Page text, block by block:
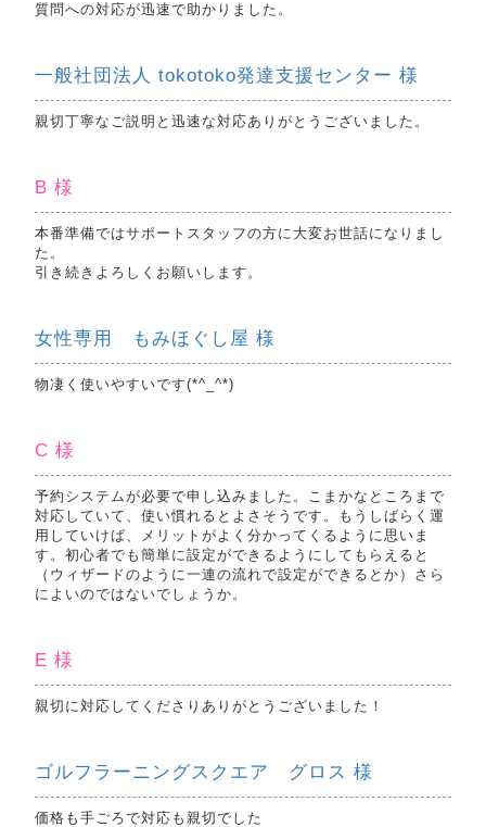
質問への対応が迅速で助かりました。
一般社団法人 tokotoko発達支援センター 様
親切丁寧なご説明と迅速な対応ありがとうございました。
B 様
本番準備ではサポートスタッフの方に大変お世話になりまし
た。
引き続きよろしくお願いします。
女性専用 もみほぐし屋 様
物凄く使いやすいです(*^_^*)
C 様
予約システムが必要で申し込みました。こまかなところまで
対応していて、使い慣れるとよさそうです。もうしばらく運
用していけば、メリットがよく分かってくるように思いま
す。初心者でも簡単に設定ができるようにしてもらえると
（ウィザードのように一連の流れで設定ができるとか）さら
によいのではないでしょうか。
E 様
親切に対応してくださりありがとうございました！
ゴルフラーニングスクエア グロス 様
価格も手ごろで対応も親切でした